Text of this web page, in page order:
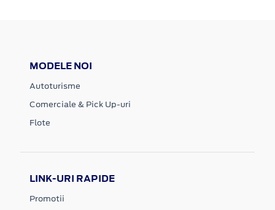
MODELE NOI
Autoturisme
Comerciale & Pick Up-uri
Flote
LINK-URI RAPIDE
Promotii